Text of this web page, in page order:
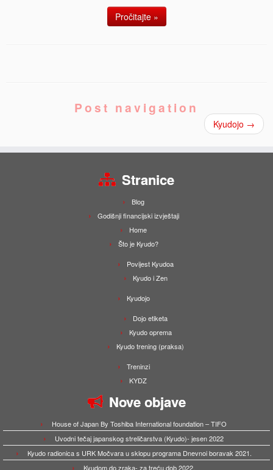
Pročitajte »
Post navigation
Kyudojo →
Stranice
Blog
Godišnji financijski izvještaji
Home
Što je Kyudo?
Povijest Kyudoa
Kyudo i Zen
Kyudojo
Dojo etiketa
Kyudo oprema
Kyudo trening (praksa)
Treninzi
KYDZ
Nove objave
House of Japan By Toshiba International foundation – TIFO
Uvodni tečaj japanskog streličarstva (Kyudo)- jesen 2022
Kyudo radionica s URK Močvara u sklopu programa Dnevnoi boravak 2021.
Kyudom do zraka- za treću dob 2022.